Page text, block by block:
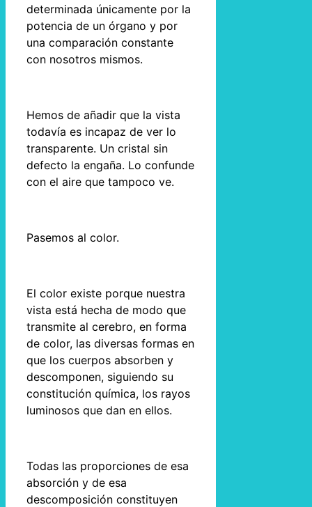
determinada únicamente por la
potencia de un órgano y por
una comparación constante
con nosotros mismos.
Hemos de añadir que la vista
todavía es incapaz de ver lo
transparente. Un cristal sin
defecto la engaña. Lo confunde
con el aire que tampoco ve.
Pasemos al color.
El color existe porque nuestra
vista está hecha de modo que
transmite al cerebro, en forma
de color, las diversas formas en
que los cuerpos absorben y
descomponen, siguiendo su
constitución química, los rayos
luminosos que dan en ellos.
Todas las proporciones de esa
absorción y de esa
descomposición constituyen